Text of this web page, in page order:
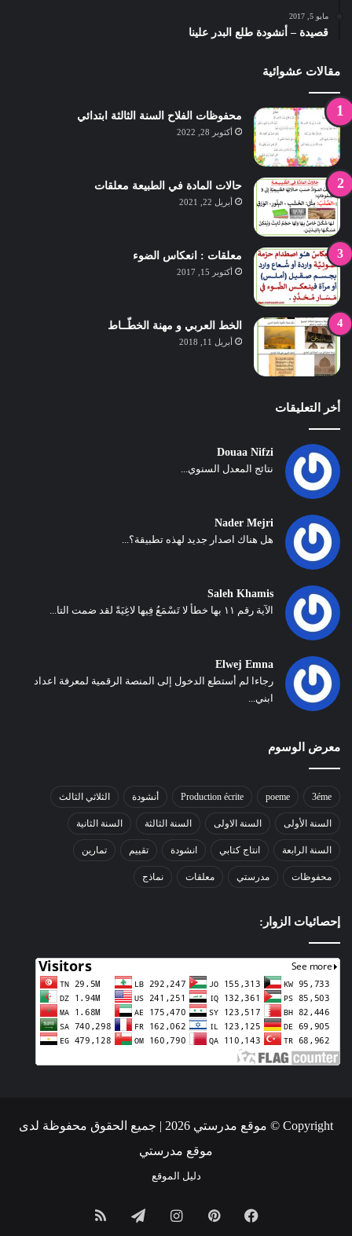
مايو 5, 2017
قصيدة – أنشودة طلع البدر علينا
مقالات عشوائية
محفوظات الفلاح السنة الثالثة ابتدائي
أكتوبر 28, 2022
حالات المادة في الطبيعة معلقات
أبريل 22, 2021
معلقات : انعكاس الضوء
أكتوبر 15, 2017
الخط العربي و مهنة الخطّــاط
أبريل 11, 2018
أخر التعليقات
Douaa Nifzi
نتائج المعدل السنوي...
Nader Mejri
هل هناك اصدار جديد لهذه تطبيقة؟...
Saleh Khamis
الآية رقم ١١ بها خطأ لا تَسْمَعُ فِيها لاغِيَةً لقد ضمت التا...
Elwej Emna
رجاءا لم أستطع الدخول إلى المنصة الرقمية لمعرفة اعداد
ابني...
معرض الوسوم
3éme
poeme
Production écrite أنشودة الثلاثي الثالث
السنة الأولى السنة الاولى السنة الثالثة السنة الثانية
السنة الرابعة انتاج كتابي انشودة تقييم تمارين
محفوظات مدرستي معلقات نماذج
إحصائيات الزوار:
Copyright © موقع مدرستي 2026 | جميع الحقوق محفوظة لدى
موقع مدرستي
دليل الموقع
فيسبوك بينتيريستانستقرامتيلقرام